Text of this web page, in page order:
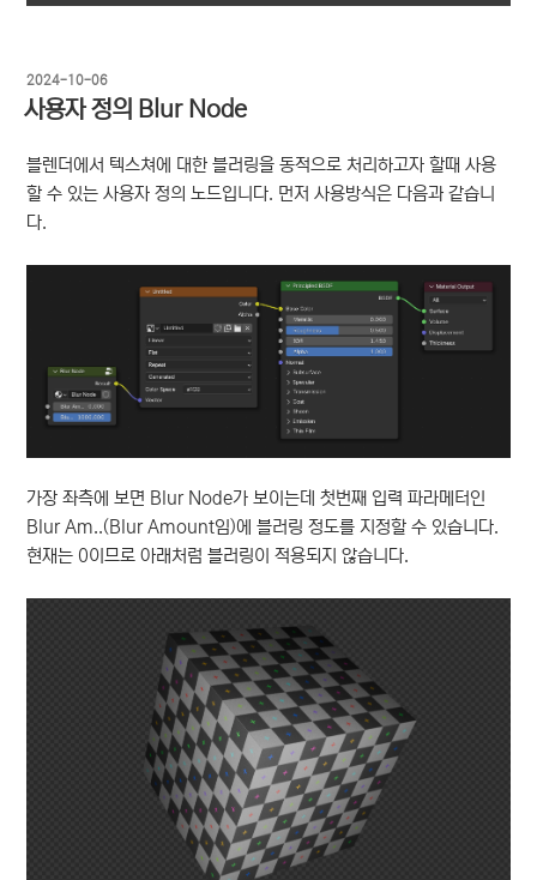
작
성
2024-10-06
사용자 정의 Blur Node
블렌더에서 텍스쳐에 대한 블러링을 동적으로 처리하고자 할때 사용
할 수 있는 사용자 정의 노드입니다. 먼저 사용방식은 다음과 같습니
다.
가장 좌측에 보면 Blur Node가 보이는데 첫번째 입력 파라메터인
Blur Am..(Blur Amount임)에 블러링 정도를 지정할 수 있습니다.
현재는 0이므로 아래처럼 블러링이 적용되지 않습니다.